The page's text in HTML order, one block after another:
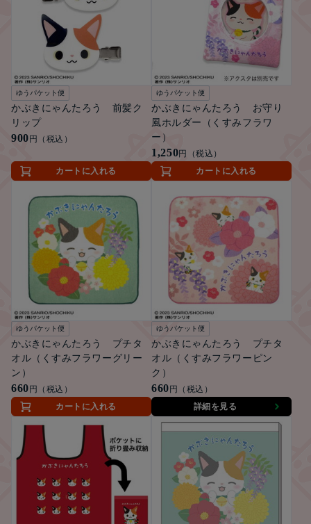
ゆうパケット便
かぶきにゃんたろう 前髪ク
リップ
900 円（税込）
カートに入れる
ゆうパケット便
かぶきにゃんたろう お守り
風ホルダー（くすみフラワ
ー）
1,250円（税込）
カートに入れる
ゆうパケット便
かぶきにゃんたろう プチタ
オル（くすみフラワーグリー
ン）
660 円（税込）
カートに入れる
ゆうパケット便
かぶきにゃんたろう プチタ
オル（くすみフラワーピン
ク）
660 円（税込）
詳細を見る